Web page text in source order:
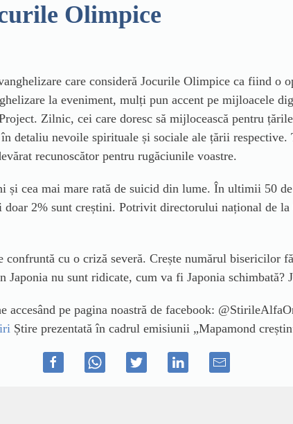
Olimpice
care consideră Jocurile Olimpice ca fiind o
la eveniment, mulți pun accent pe mijloacele
Zilnic, cei care doresc să mijlocească pentru
detaliu nevoile spirituale și sociale ale țării respective.
recunoscător pentru rugăciunile voastre.
și cea mai mare rată de suicid din lume. În ultimii 50
2% sunt creștini. Potrivit directorului național de
cu o criză severă. Crește numărul bisericilor
nu sunt ridicate, cum va fi Japonia schimbată?
pe pagina noastră de facebook:
Știre prezentată în cadrul emisiunii „Mapamond